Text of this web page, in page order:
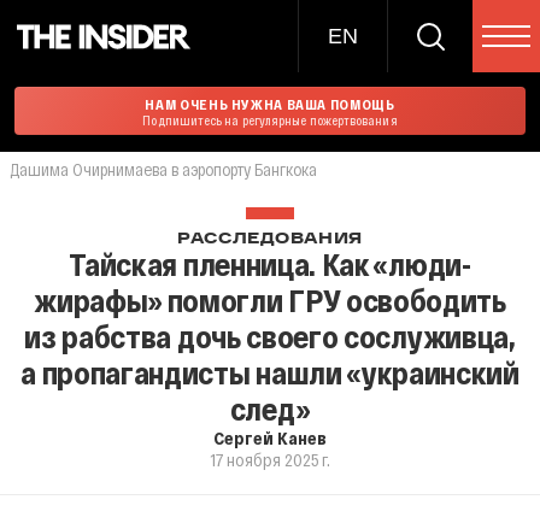
EN
НАМ ОЧЕНЬ НУЖНА ВАША ПОМОЩЬ
Подпишитесь на регулярные пожертвования
Дашима Очирнимаева в аэропорту Бангкока
РАССЛЕДОВАНИЯ
Тайская пленница. Как «люди-
жирафы» помогли ГРУ освободить
из рабства дочь своего сослуживца,
а пропагандисты нашли «украинский
след»
Сергей Канев
17 ноября 2025 г.